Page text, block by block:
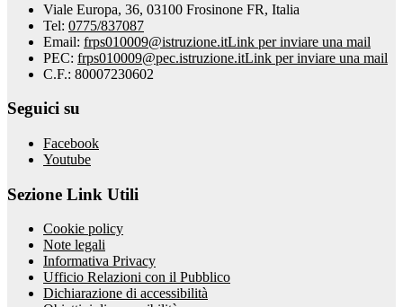
Viale Europa, 36, 03100 Frosinone FR, Italia
Tel: 0775/837087
Email: frps010009@istruzione.itLink per inviare una mail
PEC: frps010009@pec.istruzione.itLink per inviare una mail
C.F.: 80007230602
Seguici su
Facebook
Youtube
Sezione Link Utili
Cookie policy
Note legali
Informativa Privacy
Ufficio Relazioni con il Pubblico
Dichiarazione di accessibilità